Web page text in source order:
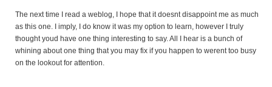
The next time I read a weblog, I hope that it doesnt disappoint me as much
as this one. I imply, I do know it was my option to learn, however I truly
thought youd have one thing interesting to say. All I hear is a bunch of
whining about one thing that you may fix if you happen to werent too busy
on the lookout for attention.